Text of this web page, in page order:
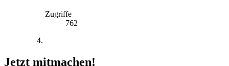
Zugriffe
762
Jetzt mitmachen!